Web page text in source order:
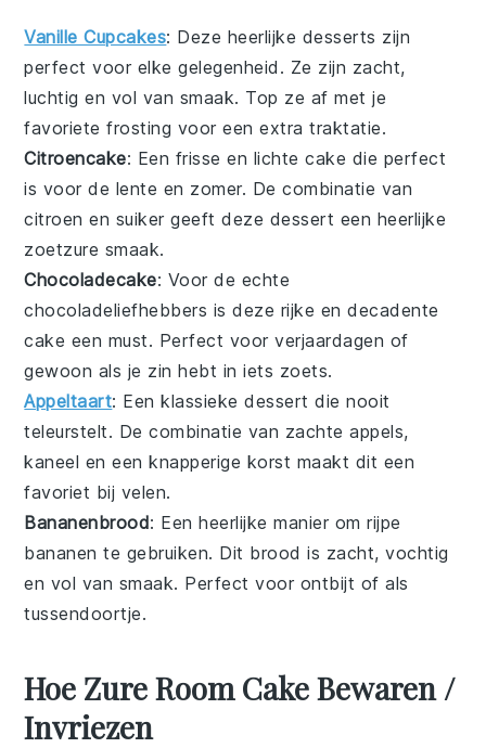
Vanille Cupcakes: Deze heerlijke desserts zijn
perfect voor elke gelegenheid. Ze zijn zacht,
luchtig en vol van smaak. Top ze af met je
favorietefrosting voor een extra traktatie.
Citroencake: Een frisse en lichtecake die perfect
is voor de lente en zomer. De combinatie van
citroen en suiker geeft deze dessert een heerlijke
zoetzure smaak.
Chocoladecake: Voor de echte
chocoladeliefhebbers is deze rijke en decadente
cake een must. Perfect voor verjaardagen of
gewoon als je zin hebt in iets zoets.
Appeltaart: Een klassiekedessert die nooit
teleurstelt. De combinatie van zachte appels,
kaneel en een knapperige korst maakt dit een
favoriet bij velen.
Bananenbrood: Een heerlijke manier om rijpe
bananen te gebruiken. Dit brood is zacht, vochtig
en vol van smaak. Perfect voor ontbijt of als
tussendoortje.
Hoe Zure Room Cake Bewaren /
Invriezen